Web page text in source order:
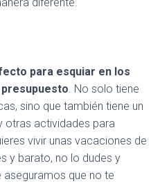
para esquiar en los
. No solo tiene
sino que también tiene un
otras actividades para
vivir unas vacaciones de
y barato, no lo dudes y
aseguramos que no te